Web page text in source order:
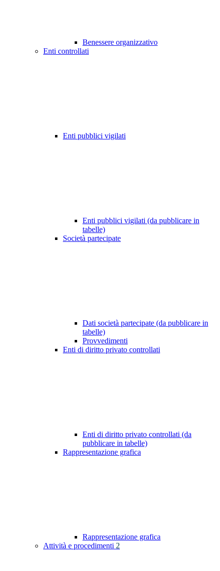
Benessere organizzativo
Enti controllati
Enti pubblici vigilati
Enti pubblici vigilati (da pubblicare in
tabelle)
Società partecipate
Dati società partecipate (da pubblicare in
tabelle)
Provvedimenti
Enti di diritto privato controllati
Enti di diritto privato controllati (da
pubblicare in tabelle)
Rappresentazione grafica
Rappresentazione grafica
Attività e procedimenti 2